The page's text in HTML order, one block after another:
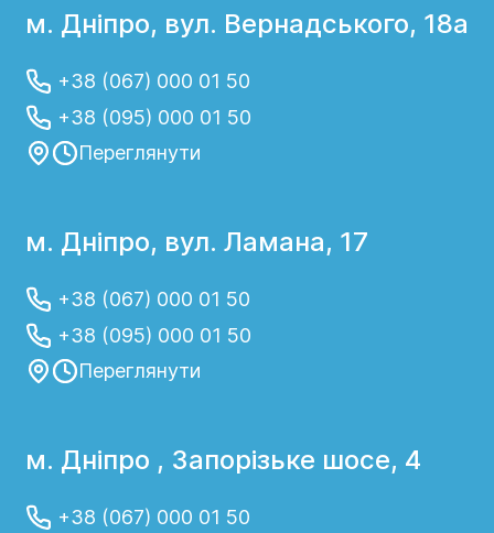
м. Дніпро, вул. Вернадського, 18а
+38 (067) 000 01 50
+38 (095) 000 01 50
Переглянути
м. Дніпро, вул. Ламана, 17
+38 (067) 000 01 50
+38 (095) 000 01 50
Переглянути
м. Дніпро , Запорізьке шосе, 4
+38 (067) 000 01 50